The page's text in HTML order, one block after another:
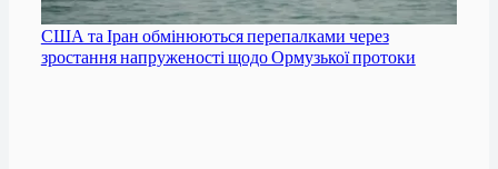
США та Іран обмінюються перепалками через
зростання напруженості щодо Ормузької протоки